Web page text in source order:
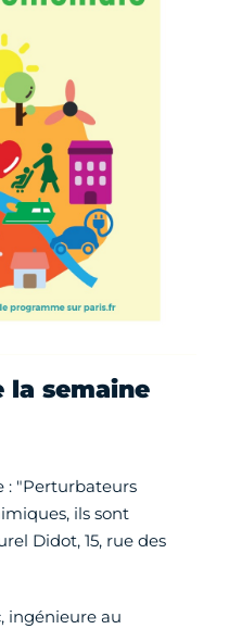
la semaine
: "Perturbateurs
ils sont
Didot, 15, rue des
ingénieure au